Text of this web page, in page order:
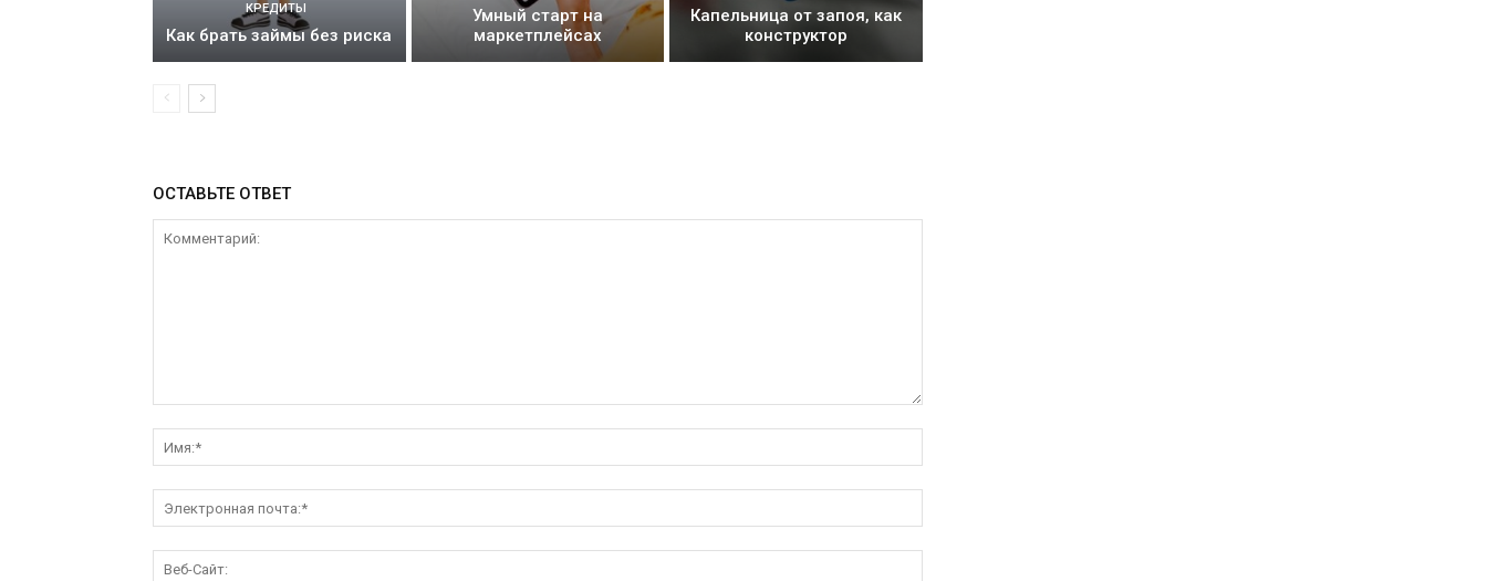
КРЕДИТЫ
Как брать займы без риска
Умный старт на
маркетплейсах
Капельница от запоя, как
конструктор
ОСТАВЬТЕ ОТВЕТ
почта:*